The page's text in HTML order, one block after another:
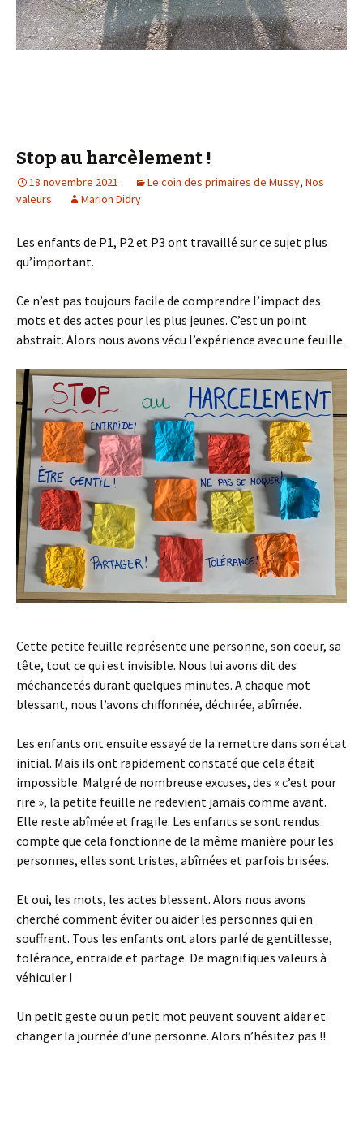
Stop au harcèlement !
18 novembre 2021 Le coin des primaires de Mussy, Nos
valeurs
Marion Didry
Les enfants de P1, P2 et P3 ont travaillé sur ce sujet plus
qu’important.
Ce n’est pas toujours facile de comprendre l’impact des
mots et des actes pour les plus jeunes. C’est un point
abstrait. Alors nous avons vécu l’expérience avec une feuille.
Cette petite feuille représente une personne, son coeur, sa
tête, tout ce qui est invisible. Nous lui avons dit des
méchancetés durant quelques minutes. A chaque mot
blessant, nous l’avons chiffonnée, déchirée, abîmée.
Les enfants ont ensuite essayé de la remettre dans son état
initial. Mais ils ont rapidement constaté que cela était
impossible. Malgré de nombreuse excuses, des « c’est pour
rire », la petite feuille ne redevient jamais comme avant.
Elle reste abîmée et fragile. Les enfants se sont rendus
compte que cela fonctionne de la même manière pour les
personnes, elles sont tristes, abîmées et parfois brisées.
Et oui, les mots, les actes blessent. Alors nous avons
cherché comment éviter ou aider les personnes qui en
souffrent. Tous les enfants ont alors parlé de gentillesse,
tolérance, entraide et partage. De magnifiques valeurs à
véhiculer !
Un petit geste ou un petit mot peuvent souvent aider et
changer la journée d’une personne. Alors n’hésitez pas !!